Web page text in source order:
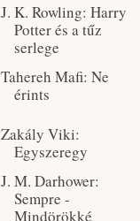
J. K. Rowling: Harry
Potter és a tűz
serlege
Tahereh Mafi: Ne
érints
Zakály Viki:
Egyszeregy
J. M. Darhower:
Sempre -
Mindörökké